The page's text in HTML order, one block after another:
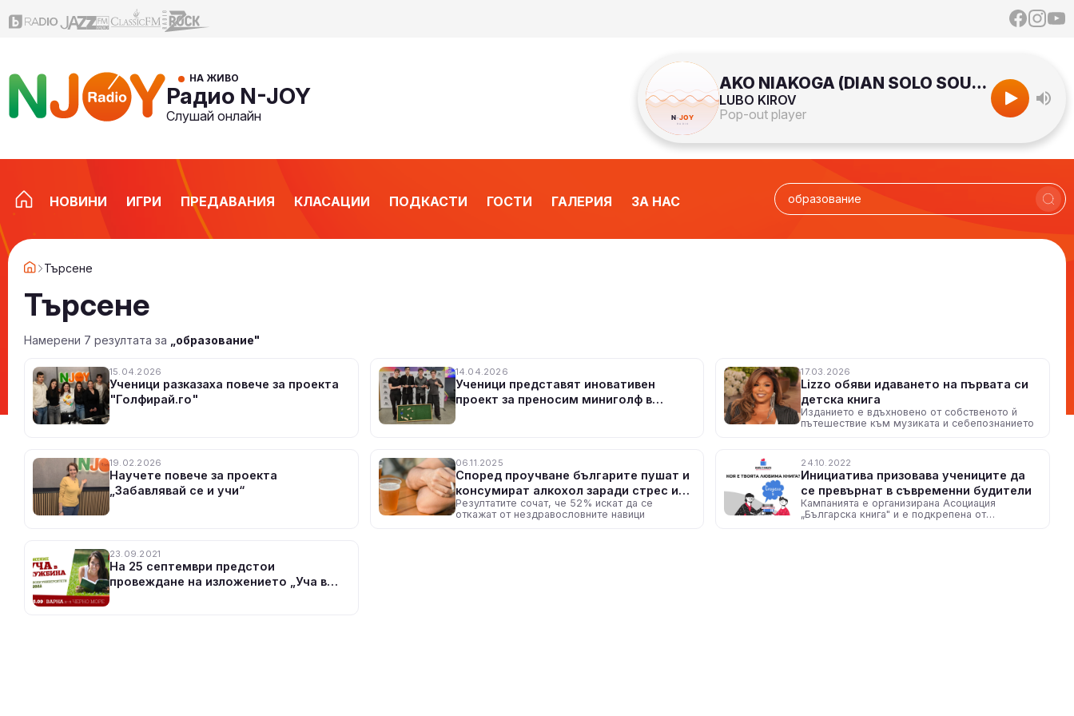
НА ЖИВО
Радио N-JOY
Слушай онлайн
AKO NIAKOGA (DIAN SOLO SOULFUL REMIX)
LUBO KIROV
Pop-out player
НОВИНИ ИГРИ ПРЕДАВАНИЯ КЛАСАЦИИ ПОДКАСТИ ГОСТИ ГАЛЕРИЯ ЗА НАС
Търсене
Търсене
Намерени 7 резултата за „образование"
15.04.2026
Ученици разказаха повече за проекта
"Голфирай.го"
14.04.2026
Ученици представят иновативен
проект за преносим миниголф в
17.03.2026
Lizzo обяви идаването на първата си
детска книга
Изданието е вдъхновено от собственото й
пътешествие към музиката и себепознанието
19.02.2026
Научете повече за проекта
„Забавлявай се и учи“
06.11.2025
Според проучване българите пушат и
консумират алкохол заради стрес и
проблеми със съня
Резултатите сочат, че 52% искат да се
откажат от нездравословните навици
24.10.2022
Инициатива призовава учениците да
се превърнат в съвременни будители
Кампанията е организирана Асоциация
„Българска книга" и е подкрепена от
23.09.2021
На 25 септември предстои
провеждане на изложението „Уча в